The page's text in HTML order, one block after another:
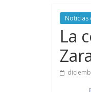
s
m
a
Noticias
La